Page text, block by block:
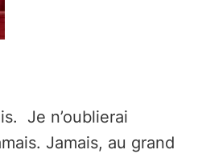
Je n’oublierai
Jamais, au grand